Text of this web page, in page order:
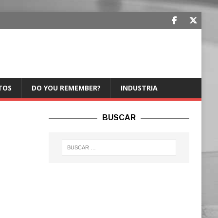
DO YOU REMEMBER? INDUSTRIA
BUSCAR